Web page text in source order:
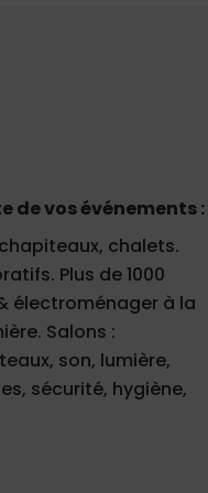
de vos événements :
chalets.
Plus de 1000
électroménager à la
Salons :
son, lumière,
sécurité, hygiène,